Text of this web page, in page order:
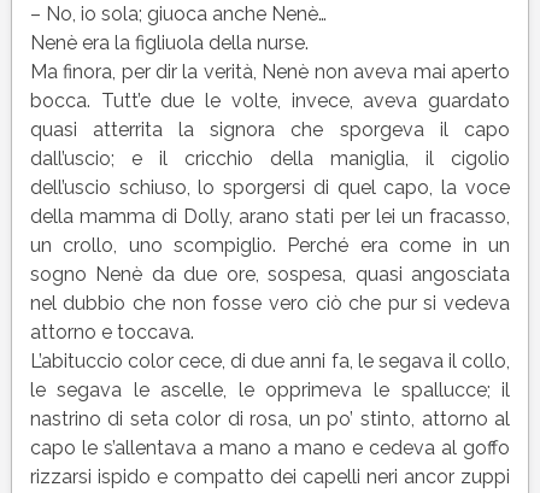
– No, io sola; giuoca anche Nenè…
Nenè era la figliuola della nurse.
Ma finora, per dir la verità, Nenè non aveva mai aperto
bocca. Tutt’e due le volte, invece, aveva guardato
quasi atterrita la signora che sporgeva il capo
dall’uscio; e il cricchio della maniglia, il cigolio
dell’uscio schiuso, lo sporgersi di quel capo, la voce
della mamma di Dolly, arano stati per lei un fracasso,
un crollo, uno scompiglio. Perché era come in un
sogno Nenè da due ore, sospesa, quasi angosciata
nel dubbio che non fosse vero ciò che pur si vedeva
attorno e toccava.
L’abituccio color cece, di due anni fa, le segava il collo,
le segava le ascelle, le opprimeva le spallucce; il
nastrino di seta color di rosa, un po’ stinto, attorno al
capo le s’allentava a mano a mano e cedeva al goffo
rizzarsi ispido e compatto dei capelli neri ancor zuppi